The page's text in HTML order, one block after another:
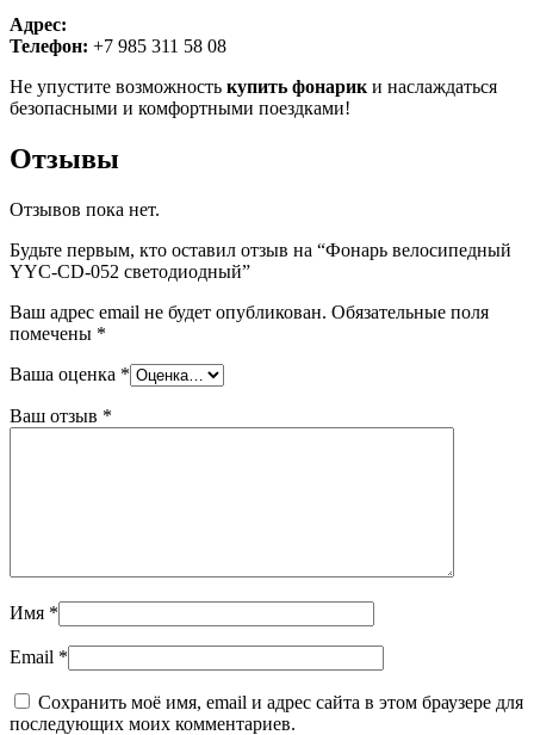
Адрес:
Телефон: +7 985 311 58 08
Не упустите возможность купить фонарик и наслаждаться
безопасными и комфортными поездками!
Отзывы
Отзывов пока нет.
Будьте первым, кто оставил отзыв на “Фонарь велосипедный
YYC-CD-052 светодиодный”
Ваш адрес email не будет опубликован. Обязательные поля
помечены *
Ваша оценка *
Ваш отзыв *
Имя *
Email *
Сохранить моё имя, email и адрес сайта в этом браузере для
последующих моих комментариев.